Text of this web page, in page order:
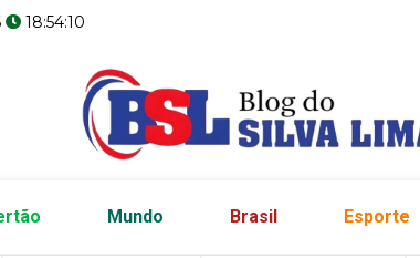
18:54:11
Mundo Brasil Esporte